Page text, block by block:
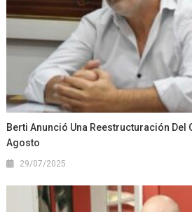
Berti Anunció Una Reestructuración Del
Agosto
29/07/2025